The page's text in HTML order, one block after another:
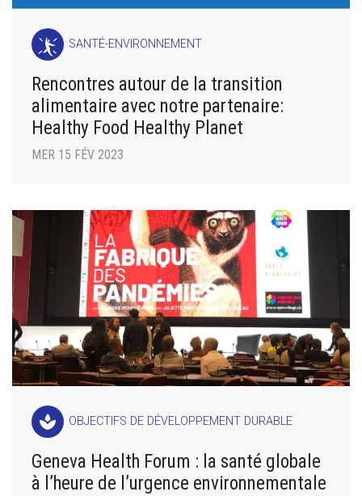
SANTÉ-ENVIRONNEMENT
Rencontres autour de la transition
alimentaire avec notre partenaire:
Healthy Food Healthy Planet
MER 15 FÉV 2023
spa OBJECTIFS DE DÉVELOPPEMENT DURABLE
Geneva Health Forum : la santé globale
à l’heure de l’urgence environnementale